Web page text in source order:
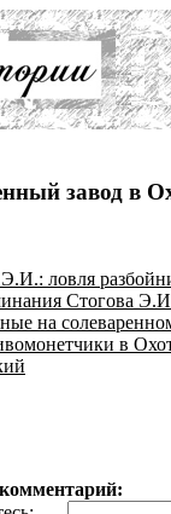
завод в
ловля
Стогова
на
в